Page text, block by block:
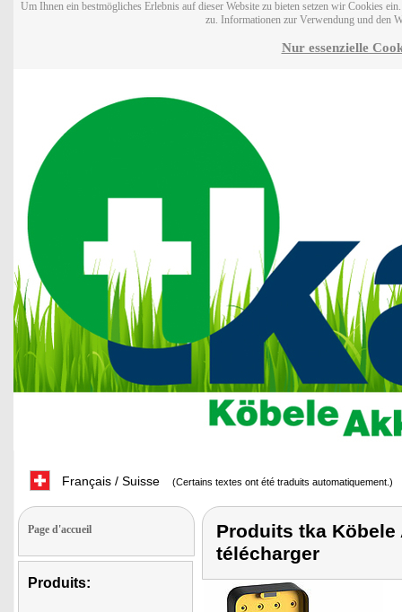
Um Ihnen ein bestmögliches Erlebnis auf dieser Website zu bieten setzen wir Cookies
zu. Informationen zur Verwendung und den
Nur essenzielle
Français / Suisse (Certains textes ont été traduits automatiquement.)
Page d'accueil
Produits:
Produits tka
télécharger